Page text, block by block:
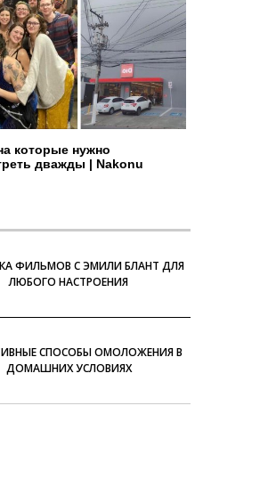
которые нужно
дважды | Nakonu
ФИЛЬМОВ С ЭМИЛИ БЛАНТ ДЛЯ
ЛЮБОГО НАСТРОЕНИЯ
СПОСОБЫ ОМОЛОЖЕНИЯ В
ДОМАШНИХ УСЛОВИЯХ